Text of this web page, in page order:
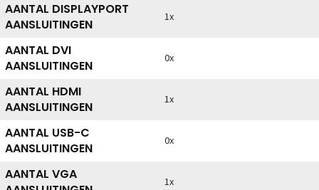
AANTAL DISPLAYPORT
AANSLUITINGEN
1x
AANTAL DVI
AANSLUITINGEN
0x
AANTAL HDMI
AANSLUITINGEN
1x
AANTAL USB-C
AANSLUITINGEN
0x
AANTAL VGA
1x